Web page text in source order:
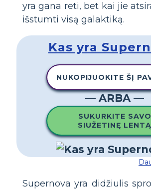
yra gana reti, bet kai jie
išstumti visą galaktiką.
Kas yra
NUKOPIJUOKITE ŠĮ
— ARBA —
SUKURKITE SAVO
SIUŽETINĘ LENTĄ
Supernova yra didžiulis